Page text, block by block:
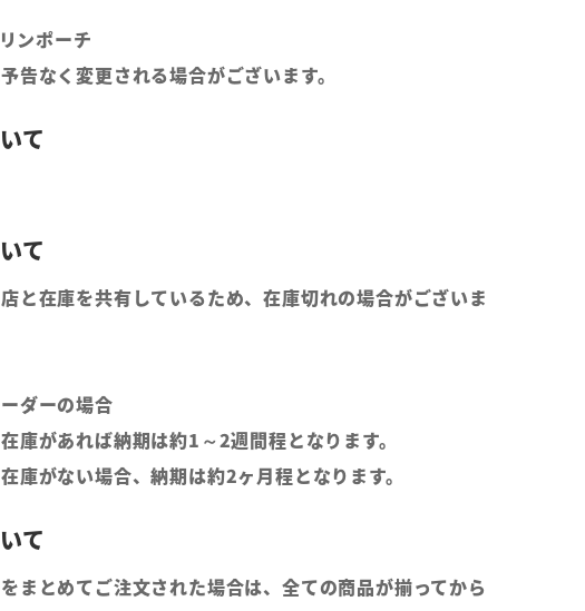
ンポーチ
告なく変更される場合がございます。
と在庫を共有しているため、在庫切れの場合がございま
ダーの場合
庫があれば納期は約1～2週間程となります。
庫がない場合、納期は約2ヶ月程となります。
まとめてご注文された場合は、全ての商品が揃ってから